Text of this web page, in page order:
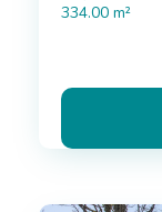
334.00 m²